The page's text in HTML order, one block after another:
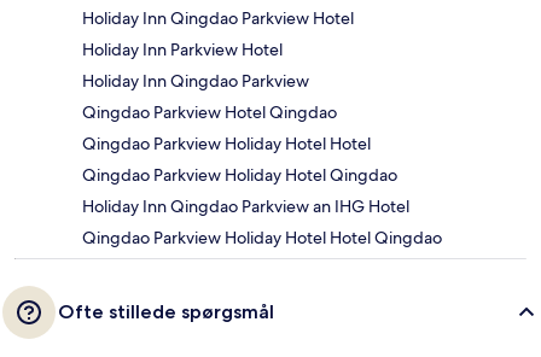
Holiday Inn Qingdao Parkview Hotel
Holiday Inn Parkview Hotel
Holiday Inn Qingdao Parkview
Qingdao Parkview Hotel Qingdao
Qingdao Parkview Holiday Hotel Hotel
Qingdao Parkview Holiday Hotel Qingdao
Holiday Inn Qingdao Parkview an IHG Hotel
Qingdao Parkview Holiday Hotel Hotel Qingdao
Ofte stillede spørgsmål